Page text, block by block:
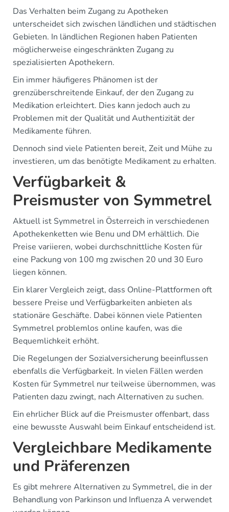
Das Verhalten beim Zugang zu Apotheken
unterscheidet sich zwischen ländlichen und städtischen
Gebieten. In ländlichen Regionen haben Patienten
möglicherweise eingeschränkten Zugang zu
spezialisierten Apothekern.
Ein immer häufigeres Phänomen ist der
grenzüberschreitende Einkauf, der den Zugang zu
Medikation erleichtert. Dies kann jedoch auch zu
Problemen mit der Qualität und Authentizität der
Medikamente führen.
Dennoch sind viele Patienten bereit, Zeit und Mühe zu
investieren, um das benötigte Medikament zu erhalten.
Verfügbarkeit &
Preismuster von Symmetrel
Aktuell ist Symmetrel in Österreich in verschiedenen
Apothekenketten wie Benu und DM erhältlich. Die
Preise variieren, wobei durchschnittliche Kosten für
eine Packung von 100 mg zwischen 20 und 30 Euro
liegen können.
Ein klarer Vergleich zeigt, dass Online-Plattformen oft
bessere Preise und Verfügbarkeiten anbieten als
stationäre Geschäfte. Dabei können viele Patienten
Symmetrel problemlos online kaufen, was die
Bequemlichkeit erhöht.
Die Regelungen der Sozialversicherung beeinflussen
ebenfalls die Verfügbarkeit. In vielen Fällen werden
Kosten für Symmetrel nur teilweise übernommen, was
Patienten dazu zwingt, nach Alternativen zu suchen.
Ein ehrlicher Blick auf die Preismuster offenbart, dass
eine bewusste Auswahl beim Einkauf entscheidend ist.
Vergleichbare Medikamente
und Präferenzen
Es gibt mehrere Alternativen zu Symmetrel, die in der
Behandlung von Parkinson und Influenza A verwendet